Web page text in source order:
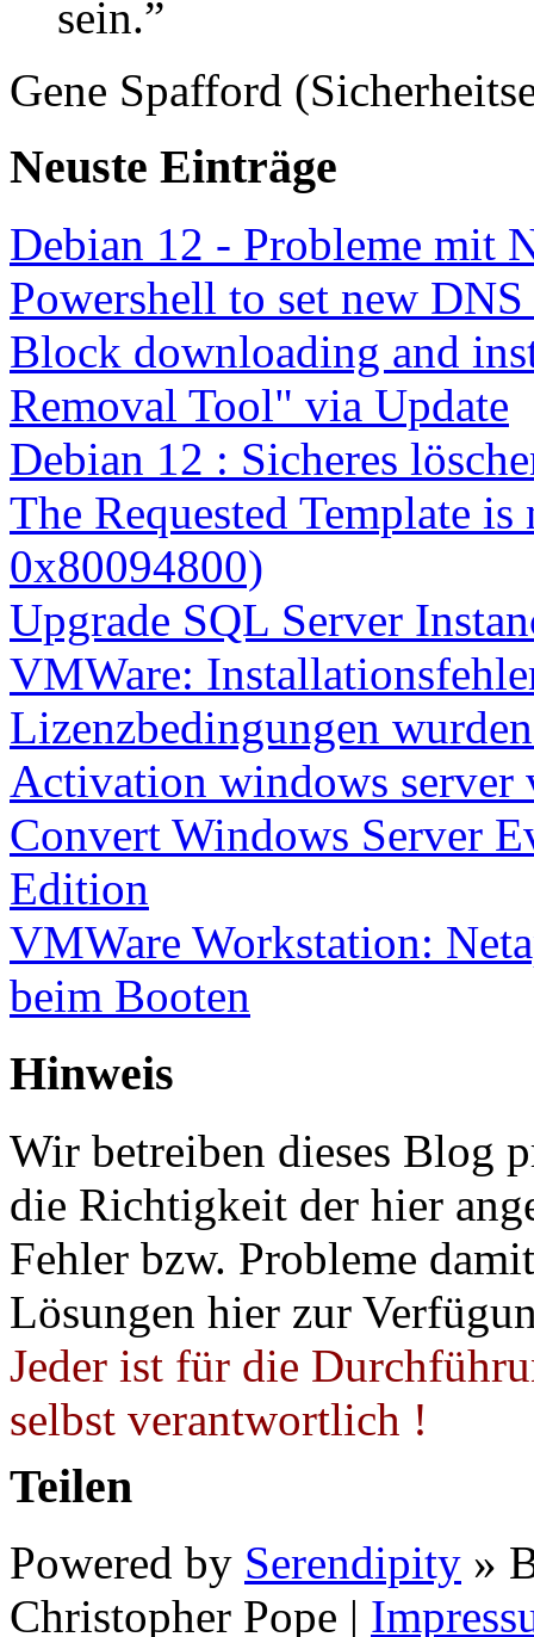
sein.”
Gene Spafford
Neuste Einträge
Debian 12 - Probleme mit
Powershell to set new
Block downloading and
Removal Tool" via Update
Debian 12 : Sicheres
The Requested Template
0x80094800)
Upgrade SQL Server
VMWare:
Lizenzbedingungen
Activation windows server
Convert Windows Server
Edition
VMWare Workstation:
beim Booten
Hinweis
Wir betreiben dieses Blog
die Richtigkeit der hier
Fehler bzw. Probleme
Lösungen hier zur
Jeder ist für die
selbst verantwortlich !
Teilen
Powered by Serendipity »
Christopher Pope |